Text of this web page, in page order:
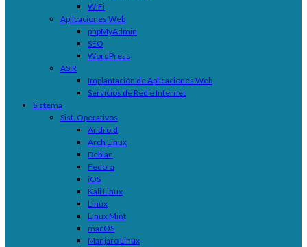
WiFi
Aplicaciones Web
phpMyAdmin
SEO
WordPress
ASIR
Implantación de Aplicaciones Web
Servicios de Red e Internet
Sistema
Sist. Operativos
Android
Arch Linux
Debian
Fedora
iOS
Kali Linux
Linux
Linux Mint
macOS
Manjaro Linux